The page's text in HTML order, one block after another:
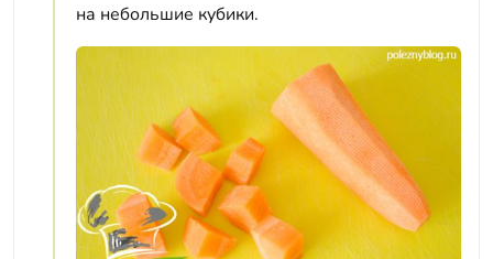
на небольшие кубики.